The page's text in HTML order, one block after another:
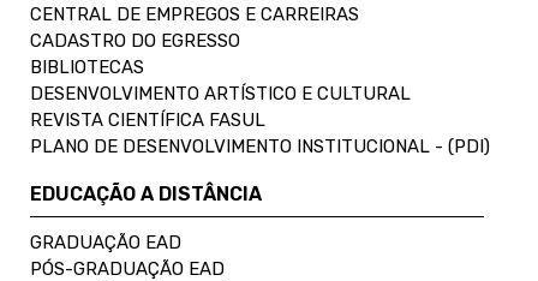
CENTRAL DE EMPREGOS E CARREIRAS
CADASTRO DO EGRESSO
BIBLIOTECAS
DESENVOLVIMENTO ARTÍSTICO E CULTURAL
REVISTA CIENTÍFICA FASUL
PLANO DE DESENVOLVIMENTO INSTITUCIONAL - (PDI)
EDUCAÇÃO A DISTÂNCIA
GRADUAÇÃO EAD
PÓS-GRADUAÇÃO EAD